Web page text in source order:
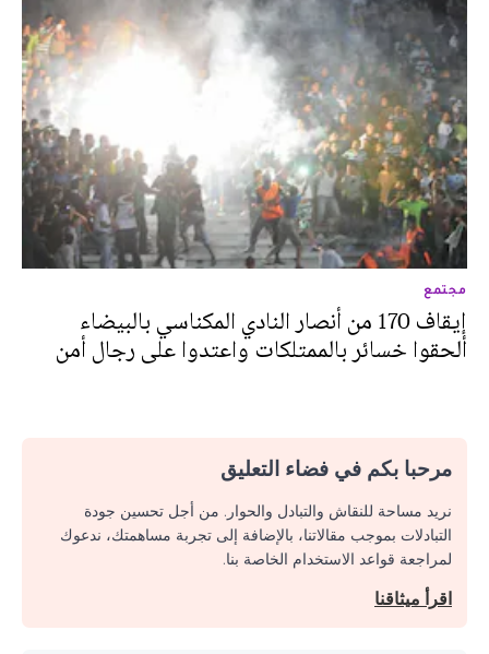
مجتمع
إيقاف 170 من أنصار النادي المكناسي بالبيضاء
ألحقوا خسائر بالممتلكات واعتدوا على رجال أمن
مرحبا بكم في فضاء التعليق
نريد مساحة للنقاش والتبادل والحوار. من أجل تحسين جودة
التبادلات بموجب مقالاتنا، بالإضافة إلى تجربة مساهمتك، ندعوك
لمراجعة قواعد الاستخدام الخاصة بنا.
اقرأ ميثاقنا